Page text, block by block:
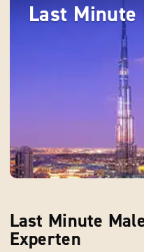
Last Minute
Last Minute
Experten